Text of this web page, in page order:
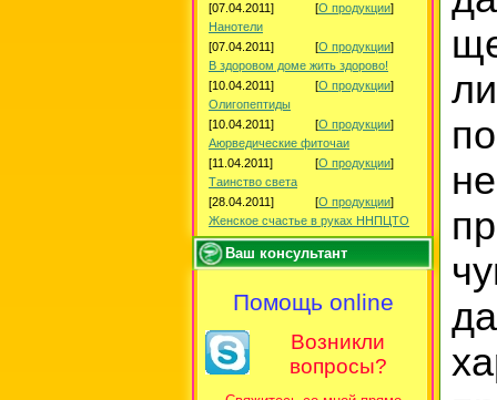
[07.04.2011] [О продукции]
Нанотели
[07.04.2011]
[О продукции]
В здоровом доме жить здорово!
[10.04.2011]
[О продукции]
Олигопептиды
[10.04.2011]
[О продукции]
Аюрведические фиточаи
[11.04.2011]
[О продукции]
Таинство света
[28.04.2011]
[О продукции]
Женское счастье в руках ННПЦТО
Ваш консультант
Помощь online
Возникли
вопросы?